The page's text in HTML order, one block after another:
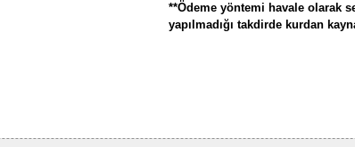
**Ödeme yöntemi havale olarak
yapılmadığı takdirde kurdan